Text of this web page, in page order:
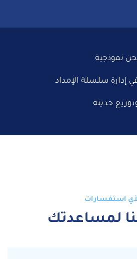
نموذجية
إدارة سلسلة الإمداد
حديثة
استفسارات
لمساعدتك